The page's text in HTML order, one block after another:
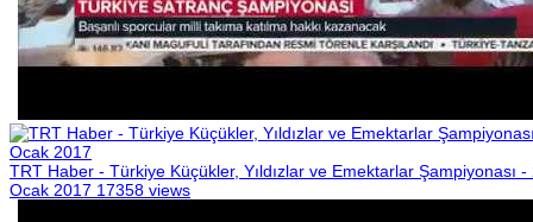
TRT Haber - Türkiye Küçükler, Yıldızlar ve Emektarlar Şampiyonası -
Ocak 2017 17358 views